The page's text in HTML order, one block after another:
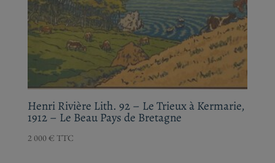
Henri Rivière Lith. 92 – Le Trieux à
Kermarie, 1912 – Le Beau Pays de Bretagne
2 000 € TTC